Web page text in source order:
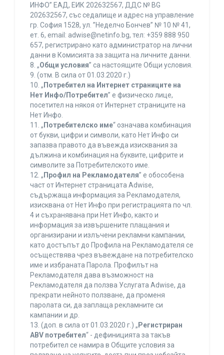
ИНФО” ЕАД, ЕИК 202632567, ДДС № BG
202632567, със седалище и адрес на управление
гр. София 1528, ул. ”Неделчо Бончев” № 10 № 41,
ет. 6, еmail: adwise@netinfo.bg, тел: +359 888 950
657, регистрирано като администратор на лични
данни в Комисията за защита на личните данни.
8. „Общи условия” са настоящите Общи условия.
9. (отм. В сила от 01.03.2020 г.)
10. „ Потребител на Интернет страниците на
Нет Инфо/Потребител” е физическо лице,
посетител на някоя от Интернет страниците на
Нет Инфо.
11. „ Потребителско име“ означава комбинация
от букви, цифри и символи, като Нет Инфо си
запазва правото да въвежда изисквания за
дължина и комбинация на буквите, цифрите и
символите за Потребителското име.
12. „ Профил на Рекламодателя” е обособена
част от Интернет страницата Adwise,
съдържаща информация за Рекламодателя,
изисквана от Нет Инфо при регистрацията по чл.
4 и съхранявана при Нет Инфо, както и
информация за извършените плащания и
организирани и излъчени рекламни кампании,
като достъпът до Профила на Рекламодателя се
осъществява чрез въвеждане на потребителско
име и избраната Парола. Профилът на
Рекламодателя дава възможност на
Рекламодателя да ползва Услугата Adwise, да
прекрати нейното ползване, да променя
паролата си, да заплаща рекламните си
кампании и др.
13. (доп. в сила от 01.03.2020 г.) „ Регистриран
ABV потребител“ - дефиницията за такъв
потребител се намира в Общите условия за